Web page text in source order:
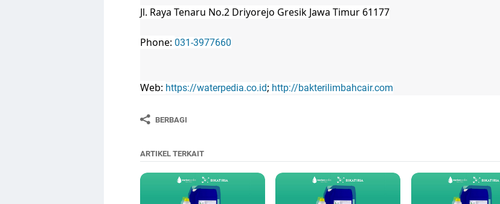
Jl. Raya Tenaru No.2 Driyorejo Gresik Jawa Timur 61177
Phone: 031-3977660
Web: https://waterpedia.co.id; http://bakterilimbahcair.com
BERBAGI
ARTIKEL TERKAIT